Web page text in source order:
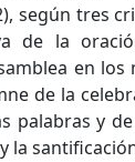
según tres
de la
en
de la
palabras y
la